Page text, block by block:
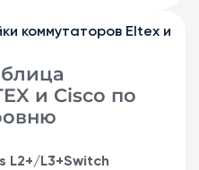
коммутаторов Eltex и
и Cisco по
L2+/L3+Switch